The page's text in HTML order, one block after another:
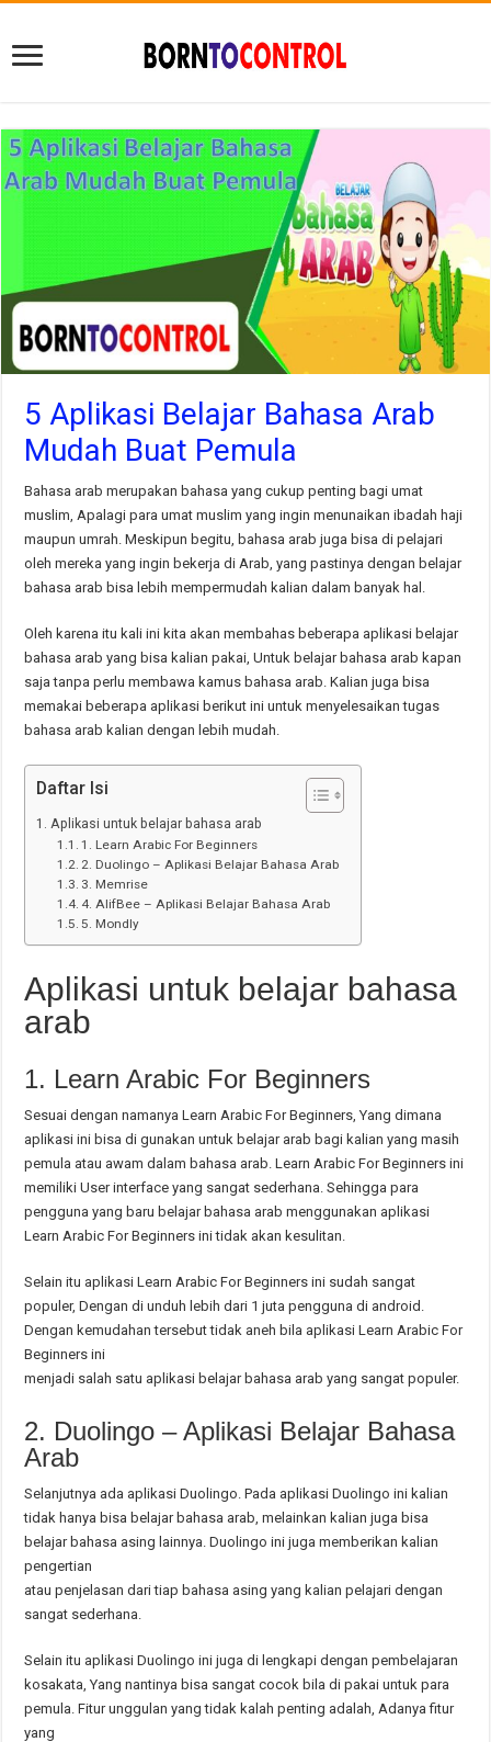
5 Aplikasi Belajar Bahasa Arab
Mudah Buat Pemula
Bahasa arab merupakan bahasa yang cukup penting bagi umat
muslim, Apalagi para umat muslim yang ingin menunaikan ibadah haji
maupun umrah. Meskipun begitu, bahasa arab juga bisa di pelajari
oleh mereka yang ingin bekerja di Arab, yang pastinya dengan belajar
bahasa arab bisa lebih mempermudah kalian dalam banyak hal.
Oleh karena itu kali ini kita akan membahas beberapa aplikasi belajar
bahasa arab yang bisa kalian pakai, Untuk belajar bahasa arab kapan
saja tanpa perlu membawa kamus bahasa arab. Kalian juga bisa
memakai beberapa aplikasi berikut ini untuk menyelesaikan tugas
bahasa arab kalian dengan lebih mudah.
Daftar Isi
Aplikasi untuk belajar bahasa arab
1. Learn Arabic For Beginners
2. Duolingo – Aplikasi Belajar Bahasa Arab
3. Memrise
4. AlifBee – Aplikasi Belajar Bahasa Arab
5. Mondly
Aplikasi untuk belajar bahasa
arab
1. Learn Arabic For Beginners
Sesuai dengan namanya Learn Arabic For Beginners, Yang dimana
aplikasi ini bisa di gunakan untuk belajar arab bagi kalian yang masih
pemula atau awam dalam bahasa arab. Learn Arabic For Beginners ini
memiliki User interface yang sangat sederhana. Sehingga para
pengguna yang baru belajar bahasa arab menggunakan aplikasi
Learn Arabic For Beginners ini tidak akan kesulitan.
Selain itu aplikasi Learn Arabic For Beginners ini sudah sangat
populer, Dengan di unduh lebih dari 1 juta pengguna di android.
Dengan kemudahan tersebut tidak aneh bila aplikasi Learn Arabic For
Beginners ini
menjadi salah satu aplikasi belajar bahasa arab yang sangat populer.
2. Duolingo – Aplikasi Belajar Bahasa
Arab
Selanjutnya ada aplikasi Duolingo. Pada aplikasi Duolingo ini kalian
tidak hanya bisa belajar bahasa arab, melainkan kalian juga bisa
belajar bahasa asing lainnya. Duolingo ini juga memberikan kalian
pengertian
atau penjelasan dari tiap bahasa asing yang kalian pelajari dengan
sangat sederhana.
Selain itu aplikasi Duolingo ini juga di lengkapi dengan pembelajaran
kosakata, Yang nantinya bisa sangat cocok bila di pakai untuk para
pemula. Fitur unggulan yang tidak kalah penting adalah, Adanya fitur
yang